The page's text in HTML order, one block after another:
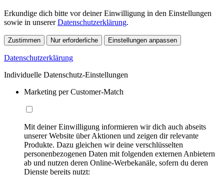
Erkundige dich bitte vor deiner Einwilligung in den Einstellungen
sowie in unsererDatenschutzerklärung.
Zustimmen Nur erforderliche Einstellungen anpassen
Datenschutzerklärung
Individuelle Datenschutz-Einstellungen
Marketing per Customer-Match
Mit deiner Einwilligung informieren wir dich auch abseits
unserer Website über Aktionen und zeigen dir relevante
Produkte. Dazu gleichen wir deine verschlüsselten
personenbezogenen Daten mit folgenden externen Anbietern
ab und nutzen deren Online-Werbekanäle, sofern du deren
Dienste bereits nutzt: